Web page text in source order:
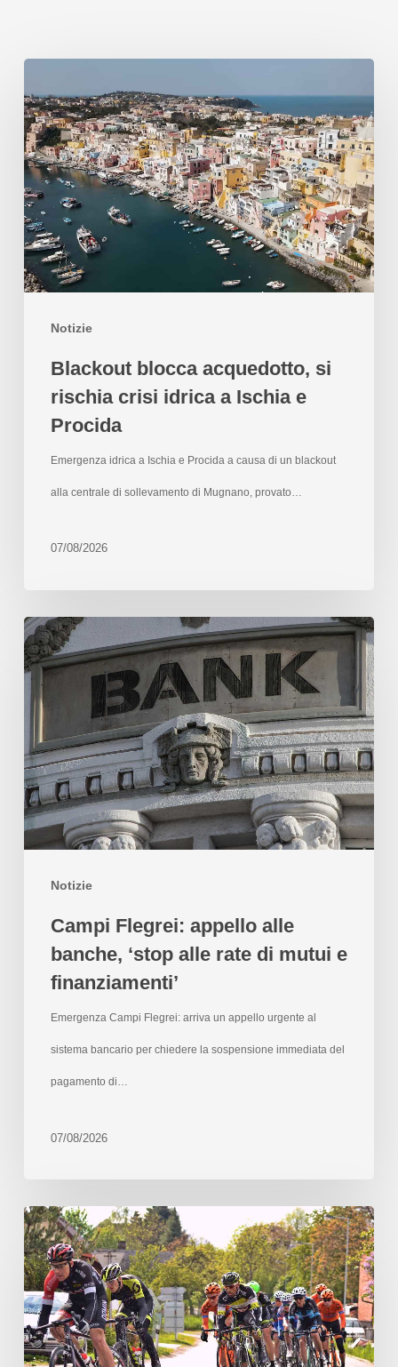
Notizie
Blackout blocca acquedotto, si
rischia crisi idrica a Ischia e
Procida
Emergenza idrica a Ischia e Procida a causa di un blackout
alla centrale di sollevamento di Mugnano, provato…
07/08/2026
Notizie
Campi Flegrei: appello alle
banche, ‘stop alle rate di mutui e
finanziamenti’
Emergenza Campi Flegrei: arriva un appello urgente al
sistema bancario per chiedere la sospensione immediata del
pagamento di…
07/08/2026